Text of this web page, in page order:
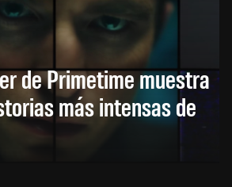
de Primetime muestra
más intensas de